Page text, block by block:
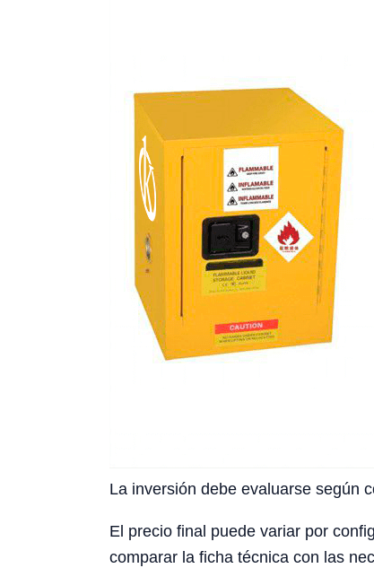
La inversión debe evaluarse según
El precio final puede variar por
comparar la ficha técnica con las